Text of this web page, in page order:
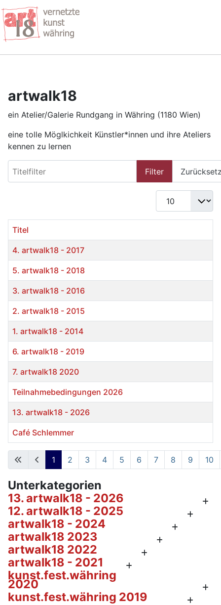
artwalk18
ein Atelier/Galerie Rundgang in Währing (1180 Wien)
eine tolle Möglkichkeit Künstler*innen und ihre Ateliers
kennen zu lernen
Filter
Anzeige #
Beiträge
Titel
4. artwalk18 - 2017
5. artwalk18 - 2018
3. artwalk18 - 2016
2. artwalk18 - 2015
1. artwalk18 - 2014
6. artwalk18 - 2019
7. artwalk18 2020
Teilnahmebedingungen 2026
13. artwalk18 - 2026
Café Schlemmer
Seite 1 von 94
1 2 3 4 5 6 7 8 9 10
Unterkategorien
13. artwalk18 - 2026
12. artwalk18 - 2025
artwalk18 - 2024
artwalk18 2023
artwalk18 2022
artwalk18 - 2021
kunst.fest.währing
2020
kunst.fest.währing 2019